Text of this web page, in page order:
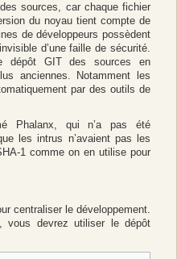
sources, car chaque fichier
du noyau tient compte de
de développeurs possèdent
d’une faille de sécurité.
dépôt GIT des sources en
anciennes. Notamment les
par des outils de
Phalanx, qui n’a pas été
les intrus n’avaient pas les
1 comme on en utilise pour
centraliser le développement.
vous devrez utiliser le dépôt